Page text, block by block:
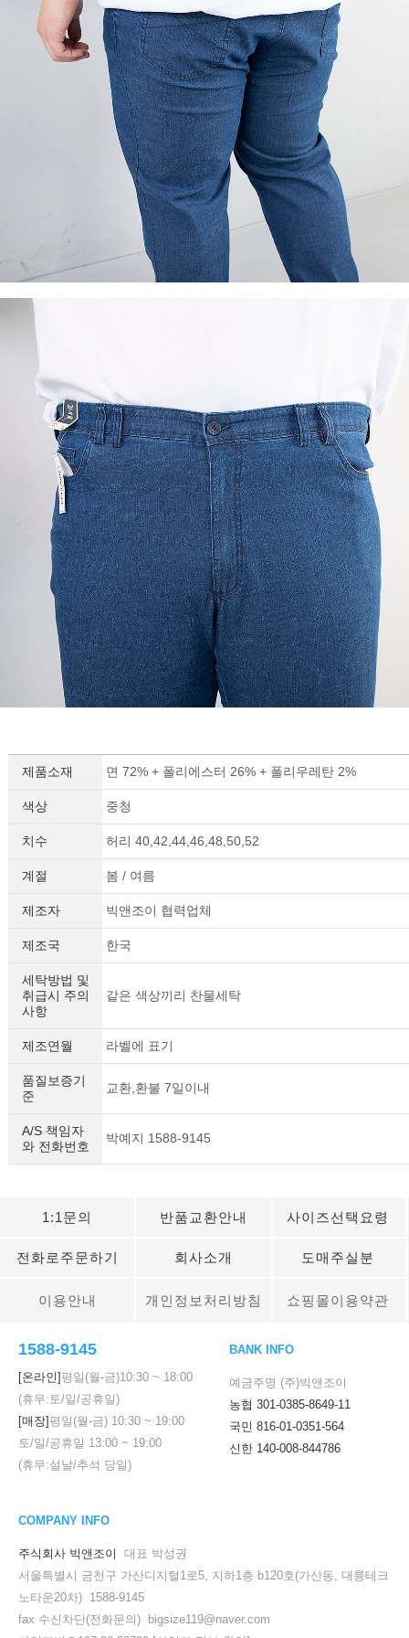
제품소재 면 72% + 폴리에스터 26% + 폴리우레탄 2%
색상 중청
치수 허리 40,42,44,46,48,50,52
계절 봄 / 여름
제조자 빅앤조이 협력업체
제조국 한국
세탁방법 및
취급시 주의
사항
같은 색상끼리 찬물세탁
제조연월 라벨에 표기
품질보증기
준
교환,환불 7일이내
A/S 책임자
와 전화번호
박예지 1588-9145
1:1문의 반품교환안내 사이즈선택요령
전화로주문하기 회사소개 도매주실분
이용안내 개인정보처리방침 쇼핑몰이용약관
1588-9145
[온라인]평일(월-금)10:30 ~ 18:00
(휴무:토/일/공휴일)
[매장]평일(월-금) 10:30 ~ 19:00
토/일/공휴일 13:00 ~ 19:00
(휴무:설날/추석 당일)
BANK INFO
예금주명 (주)빅앤조이
농협 301-0385-8649-11
국민 816-01-0351-564
신한 140-008-844786
COMPANY INFO
주식회사 빅앤조이
대표 박성권
서울특별시 금천구 가산디지털1로5, 지하1층 b120호(가산동, 대륭테크
노타운20차) 1588-9145
fax 수신차단(전화문의) bigsize119@naver.com